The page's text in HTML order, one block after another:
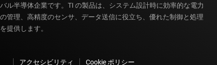
バル半導体企業です。TI の製品は、システム設計時に効率的な電力
の管理、高精度のセンサ、データ送信に役立ち、優れた制御と処理
を提供します。
アクセシビリティ
Cookie ポリシー